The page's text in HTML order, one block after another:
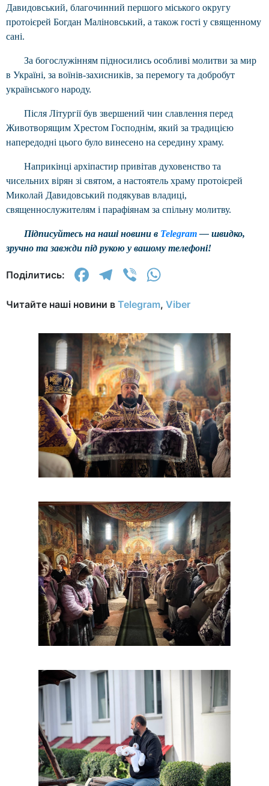
Давидовський, благочинний першого міського округу
протоієрей Богдан Маліновський, а також гості у священному
сані.
За богослужінням підносились особливі молитви за мир
в Україні, за воїнів-захисників, за перемогу та добробут
українського народу.
Після Літургії був звершений чин славлення перед
Животворящим Хрестом Господнім, який за традицією
напередодні цього було винесено на середину храму.
Наприкінці архіпастир привітав духовенство та
чисельних вірян зі святом, а настоятель храму протоієрей
Миколай Давидовський подякував владиці,
священнослужителям і парафіянам за спільну молитву.
Підписуйтесь на наші новини в Telegram— швидко,
зручно та завжди під рукою у вашому телефоні!
Поділитись: Facebook
Telegram
Viber
Читайте наші новини в Telegram, Viber